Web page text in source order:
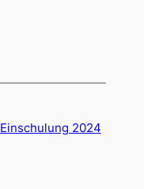
Einschulung 2024